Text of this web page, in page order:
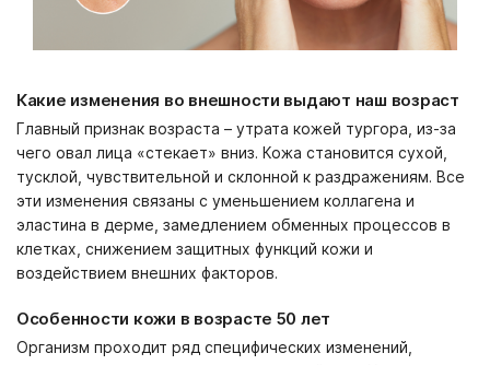
Какие изменения во внешности выдают наш возраст
Главный признак возраста – утрата кожей тургора, из-за
чего овал лица «стекает» вниз. Кожа становится сухой,
тусклой, чувствительной и склонной к раздражениям. Все
эти изменения связаны с уменьшением коллагена и
эластина в дерме, замедлением обменных процессов в
клетках, снижением защитных функций кожи и
воздействием внешних факторов.
Особенности кожи в возрасте 50 лет
Организм проходит ряд специфических изменений,